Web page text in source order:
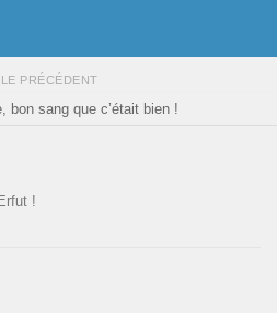
PRÉCÉDENT
bon sang que c’était bien !
!